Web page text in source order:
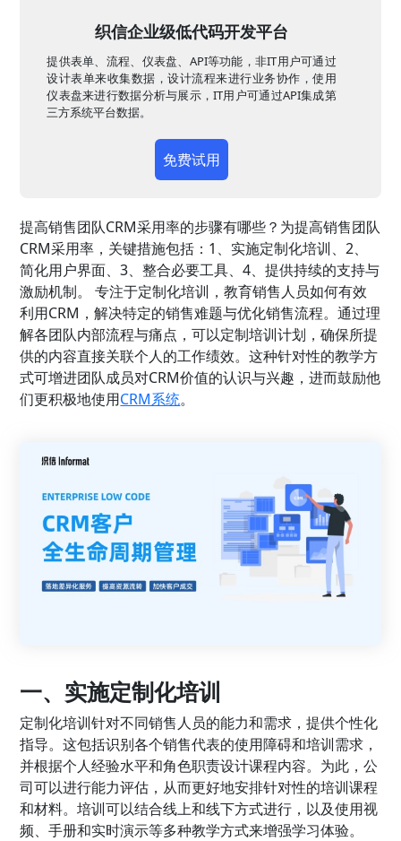
织信企业级低代码开发平台
提供表单、流程、仪表盘、API等功能，非IT用户可通过
设计表单来收集数据，设计流程来进行业务协作，使用
仪表盘来进行数据分析与展示，IT用户可通过API集成第
三方系统平台数据。
免费试用
提高销售团队CRM采用率的步骤有哪些？为提高销售团队
CRM采用率，关键措施包括：1、实施定制化培训、2、
简化用户界面、3、整合必要工具、4、提供持续的支持与
激励机制。 专注于定制化培训，教育销售人员如何有效
利用CRM，解决特定的销售难题与优化销售流程。通过理
解各团队内部流程与痛点，可以定制培训计划，确保所提
供的内容直接关联个人的工作绩效。这种针对性的教学方
式可增进团队成员对CRM价值的认识与兴趣，进而鼓励他
们更积极地使用CRM系统。
一、实施定制化培训
定制化培训针对不同销售人员的能力和需求，提供个性化
指导。这包括识别各个销售代表的使用障碍和培训需求，
并根据个人经验水平和角色职责设计课程内容。为此，公
司可以进行能力评估，从而更好地安排针对性的培训课程
和材料。培训可以结合线上和线下方式进行，以及使用视
频、手册和实时演示等多种教学方式来增强学习体验。